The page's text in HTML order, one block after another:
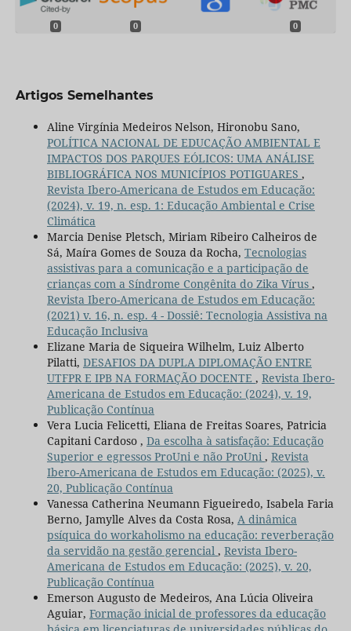
0 0 0
Artigos Semelhantes
Aline Virgínia Medeiros Nelson, Hironobu Sano,
POLÍTICA NACIONAL DE EDUCAÇÃO AMBIENTAL E
IMPACTOS DOS PARQUES EÓLICOS: UMA ANÁLISE
BIBLIOGRÁFICA NOS MUNICÍPIOS POTIGUARES ,
Revista Ibero-Americana de Estudos em Educação:
(2024), v. 19, n. esp. 1: Educação Ambiental e Crise
Climática
Marcia Denise Pletsch, Miriam Ribeiro Calheiros de
Sá, Maíra Gomes de Souza da Rocha, Tecnologias
assistivas para a comunicação e a participação de
crianças com a Síndrome Congênita do Zika Vírus ,
Revista Ibero-Americana de Estudos em Educação:
(2021) v. 16, n. esp. 4 - Dossiê: Tecnologia Assistiva na
Educação Inclusiva
Elizane Maria de Siqueira Wilhelm, Luiz Alberto
Pilatti, DESAFIOS DA DUPLA DIPLOMAÇÃO ENTRE
UTFPR E IPB NA FORMAÇÃO DOCENTE , Revista Ibero-
Americana de Estudos em Educação: (2024), v. 19,
Publicação Contínua
Vera Lucia Felicetti, Eliana de Freitas Soares, Patricia
Capitani Cardoso , Da escolha à satisfação: Educação
Superior e egressos ProUni e não ProUni, Revista
Ibero-Americana de Estudos em Educação: (2025), v.
20, Publicação Contínua
Vanessa Catherina Neumann Figueiredo, Isabela Faria
Berno, Jamylle Alves da Costa Rosa, A dinâmica
psíquica do workaholismo na educação: reverberação
da servidão na gestão gerencial , Revista Ibero-
Americana de Estudos em Educação: (2025), v. 20,
Publicação Contínua
Emerson Augusto de Medeiros, Ana Lúcia Oliveira
Aguiar, Formação inicial de professores da educação